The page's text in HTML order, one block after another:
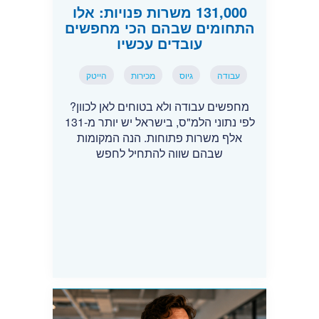
131,000 משרות פנויות: אלו
התחומים שבהם הכי מחפשים
עובדים עכשיו
עבודה גיוס מכירות הייטק
מחפשים עבודה ולא בטוחים לאן לכוון?
לפי נתוני הלמ"ס, בישראל יש יותר מ-131
אלף משרות פתוחות. הנה המקומות
שבהם שווה להתחיל לחפש